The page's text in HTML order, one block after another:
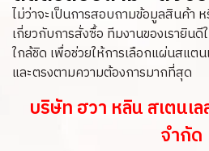
ไม่ว่าจะเป็นการสอบถามข้อมูลสินค้า
เกี่ยวกับการสั่งซื้อ ทีมงานของเรายิน
ใกล้ชิด เพื่อช่วยให้การเลือกแผ่นสแตน
และตรงตามความต้องการมากที่สุด
บริษัท ฮวา หลิน สเตนเ
จำกัด​